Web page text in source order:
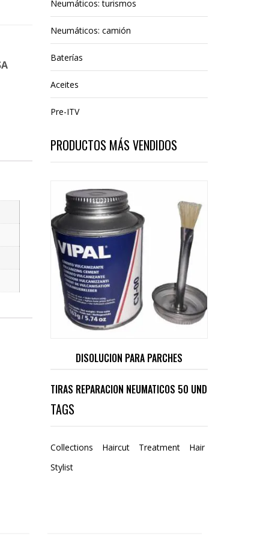
Neumáticos: turismos
Neumáticos: camión
Baterías
Aceites
Pre-ITV
PRODUCTOS MÁS VENDIDOS
DISOLUCION PARA PARCHES
TIRAS REPARACION NEUMATICOS 50 UND
TAGS
Collections Haircut Treatment
Hair
Stylist